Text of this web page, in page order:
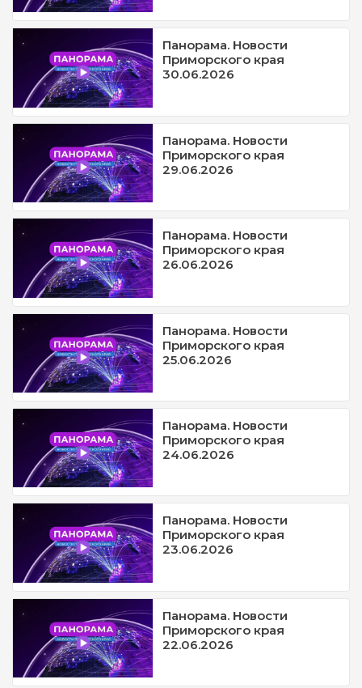
Панорама. Новости
Приморского края
30.06.2026
Панорама. Новости
Приморского края
29.06.2026
Панорама. Новости
Приморского края
26.06.2026
Панорама. Новости
Приморского края
25.06.2026
Панорама. Новости
Приморского края
24.06.2026
Панорама. Новости
Приморского края
23.06.2026
Панорама. Новости
Приморского края
22.06.2026